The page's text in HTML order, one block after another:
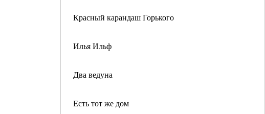
Красный карандаш Горького
Илья Ильф
Два ведуна
Есть тот же дом